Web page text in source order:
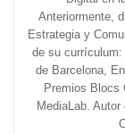
Anteriormente,
Estrategia y
de su currículum:
de Barcelona,
Premios Blocs
MediaLab.